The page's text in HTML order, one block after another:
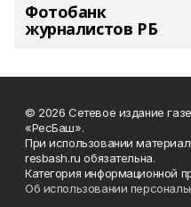
Фотобанк
журналистов РБ
© 2026 Сетевое издание
«РесБаш».
При использовании
resbash.ru обязательна.
Категория информационной
Об использовании